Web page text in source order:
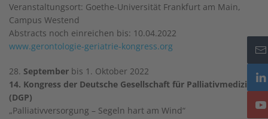
Veranstaltungsort: Goethe-Universität Frankfurt am Main,
Campus Westend
Abstracts noch einreichen bis: 10.04.2022
www.gerontologie-geriatrie-kongress.org
28. September bis 1. Oktober 2022
14. Kongress der Deutsche Gesellschaft für Palliativmedizin
(DGP)
„Palliativversorgung – Segeln hart am Wind“